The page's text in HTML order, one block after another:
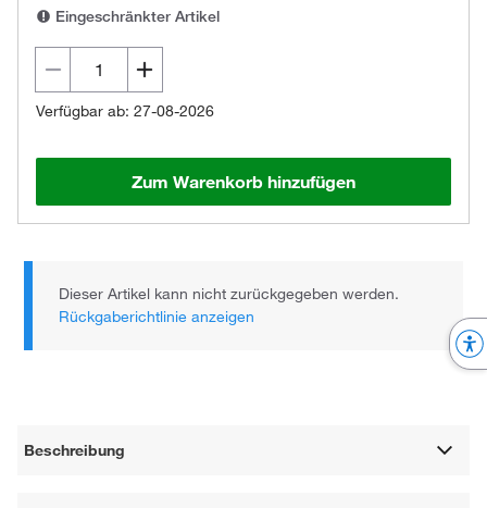
Eingeschränkter Artikel
Verfügbar ab: 27-08-2026
Zum Warenkorb hinzufügen
Dieser Artikel kann nicht zurückgegeben werden.
Rückgaberichtlinie anzeigen
Beschreibung